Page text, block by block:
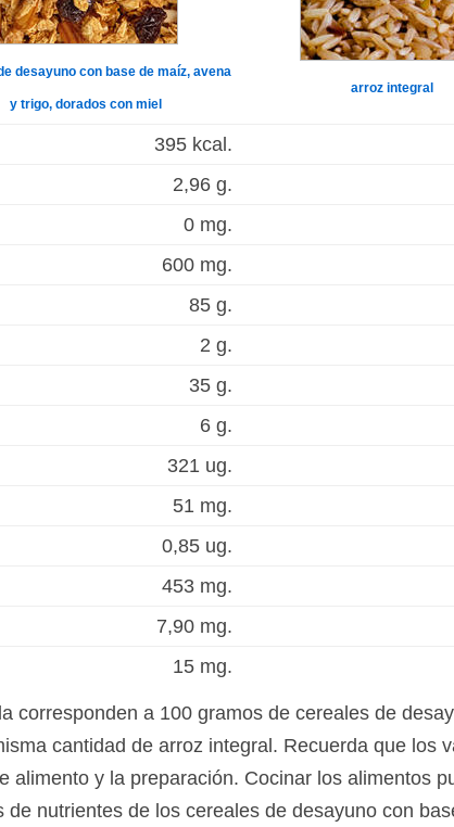
desayuno con base de maíz, avena
y trigo, dorados con miel
arroz integral
395 kcal.
2,96 g.
0 mg.
600 mg.
85 g.
2 g.
35 g.
6 g.
321 ug.
51 mg.
0,85 ug.
453 mg.
7,90 mg.
15 mg.
corresponden a 100 gramos de cereales de
cantidad de arroz integral. Recuerda que los
alimento y la preparación. Cocinar los alimentos
nutrientes de los cereales de desayuno con